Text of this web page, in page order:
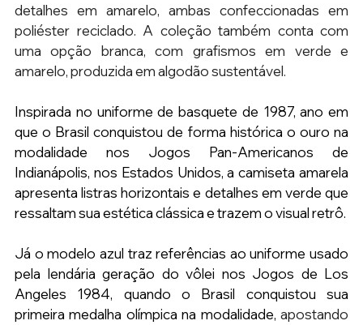
detalhes em amarelo, ambas confeccionadas em
poliéster reciclado. A coleção também conta com
uma opção branca, com grafismos em verde e
amarelo, produzida em algodão sustentável.
Inspirada no uniforme de basquete de 1987, ano em
que o Brasil conquistou de forma histórica o ouro na
modalidade nos Jogos Pan-Americanos de
Indianápolis, nos Estados Unidos, a camiseta amarela
apresenta listras horizontais e detalhes em verde que
ressaltam sua estética clássica e trazem o visual retrô.
Já o modelo azul traz referências ao uniforme usado
pela lendária geração do vôlei nos Jogos de Los
Angeles 1984, quando o Brasil conquistou sua
primeira medalha olímpica na modalidade, apostando